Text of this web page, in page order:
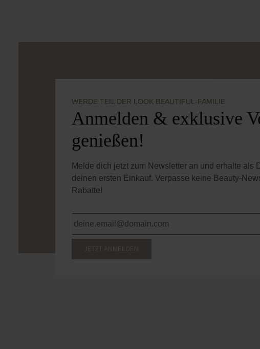
WERDE TEIL DER LOOK BEAUTIFUL-FAMILIE
Anmelden & exklusive
genießen!
Melde dich jetzt zum Newsletter an und erhalte als
deinen ersten Einkauf. Verpasse keine Beauty-
Rabatte!
JETZT ANMELDEN